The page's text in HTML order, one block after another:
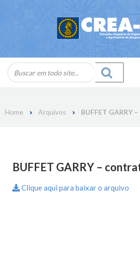
Home Arquivos BUFFET GARRY
BUFFET GARRY –
Clique aqui para baixar o arquivo